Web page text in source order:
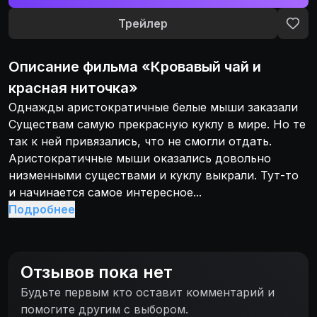
Трейлер
Описание фильма «Кровавый чай и
красная ниточка»
Однажды аристократичные белые мыши заказали
Существам самую прекрасную куклу в мире. Но те
так к ней привязались, что не смогли отдать.
Аристократичные мыши оказались довольно
низменными существами и куклу выкрали. Тут-то
и начинается самое интересное...
Подробнее
Отзывов пока нет
Будьте первым кто оставит комментарий и
помогите другим с выбором.